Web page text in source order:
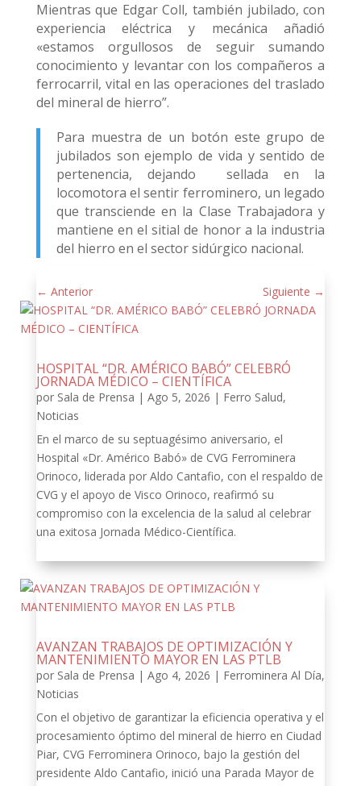
Mientras que Edgar Coll, también jubilado, con
experiencia eléctrica y mecánica añadió
«estamos orgullosos de seguir sumando
conocimiento y levantar con los compañeros a
ferrocarril, vital en las operaciones del traslado
del mineral de hierro”.
Para muestra de un botón este grupo de
jubilados son ejemplo de vida y sentido de
pertenencia, dejando sellada en la
locomotora el sentir ferrominero, un legado
que transciende en la Clase Trabajadora y
mantiene en el sitial de honor a la industria
del hierro en el sector sidúrgico nacional.
← Anterior Siguiente →
HOSPITAL “DR. AMÉRICO BABÓ” CELEBRÓ
JORNADA MÉDICO – CIENTÍFICA
por Sala de Prensa | Ago 5, 2026 | Ferro Salud,
Noticias
En el marco de su septuagésimo aniversario, el
Hospital «Dr. Américo Babó» de CVG Ferrominera
Orinoco, liderada por Aldo Cantafio, con el respaldo de
CVG y el apoyo de Visco Orinoco, reafirmó su
compromiso con la excelencia de la salud al celebrar
una exitosa Jornada Médico-Científica.
AVANZAN TRABAJOS DE OPTIMIZACIÓN Y
MANTENIMIENTO MAYOR EN LAS PTLB
por Sala de Prensa | Ago 4, 2026 | Ferrominera Al Día,
Noticias
Con el objetivo de garantizar la eficiencia operativa y el
procesamiento óptimo del mineral de hierro en Ciudad
Piar, CVG Ferrominera Orinoco, bajo la gestión del
presidente Aldo Cantafio, inició una Parada Mayor de